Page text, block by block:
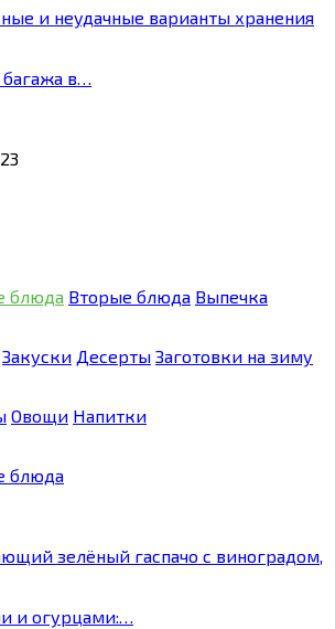
и неудачные варианты хранения
в…
блюда Вторые блюда Выпечка
Закуски Десерты Заготовки на зиму
Овощи Напитки
блюда
зелёный гаспачо с виноградом,
и огурцами:…